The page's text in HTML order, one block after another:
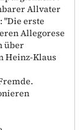
Allvater
"Die erste
Allegorese
über
Heinz-Klaus